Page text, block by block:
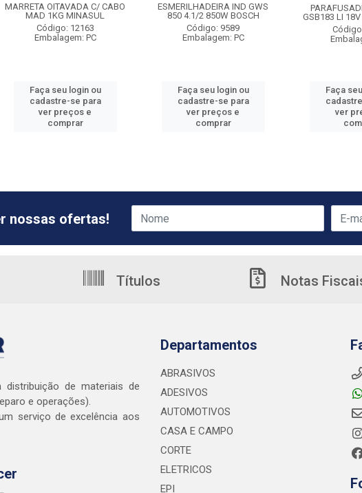
MARRETA OITAVADA C/ CABO
MAD 1KG MINASUL
Código: 12163
Embalagem: PC
Faça seu login ou
cadastre-se para
ver preços e
comprar
ESMERILHADEIRA IND GWS
850 4.1/2 850W BOSCH
Código: 9589
Embalagem: PC
Faça seu login ou
cadastre-se para
ver preços e
comprar
GSB183 LI
Faça
ver
nossas ofertas!
Títulos Notas
distribuição de materiais de
e operações).
serviço de excelência aos
Departamentos
ABRASIVOS
ADESIVOS
AUTOMOTIVOS
CASA E CAMPO
CORTE
ELETRICOS
EPI